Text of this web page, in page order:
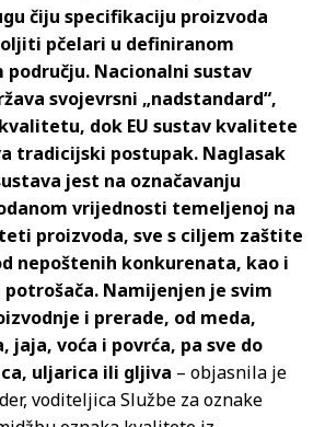
čiju specifikaciju proizvoda
pčelari u definiranom
području. Nacionalni sustav
svojevrsni „nadstandard“,
dok EU sustav kvalitete
tradicijski postupak. Naglasak
jest na označavanju
vrijednosti temeljenoj na
proizvoda, sve s ciljem zaštite
nepoštenih konkurenata, kao i
Namijenjen je svim
i prerade, od meda,
jaja, voća i povrća, pa sve do
uljarica ili gljiva – objasnila je
voditeljica Službe za oznake